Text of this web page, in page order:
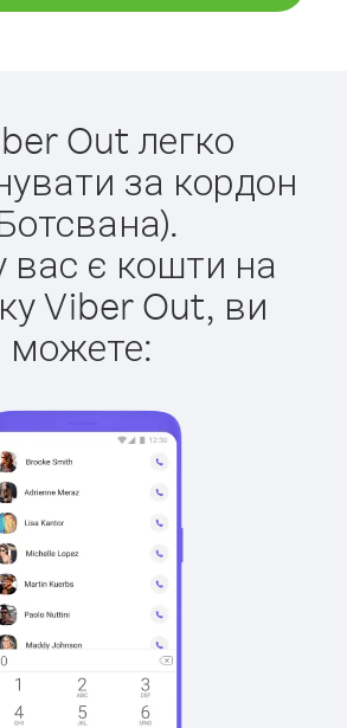
Out легко
за кордон
вас є кошти на
Viber Out, ви
можете: